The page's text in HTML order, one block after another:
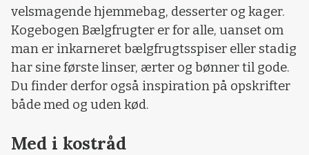
velsmagende hjemmebag, desserter og kager.
Kogebogen Bælgfrugter er for alle, uanset om
man er inkarneret bælgfrugtsspiser eller stadig
har sine første linser, ærter og bønner til gode.
Du finder derfor også inspiration på opskrifter
både med og uden kød.
Med i kostråd